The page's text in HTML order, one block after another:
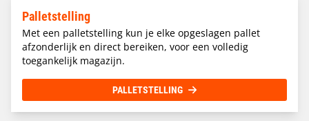
Palletstelling
Met een palletstelling kun je elke opgeslagen pallet
afzonderlijk en direct bereiken, voor een volledig
toegankelijk magazijn.
PALLETSTELLING